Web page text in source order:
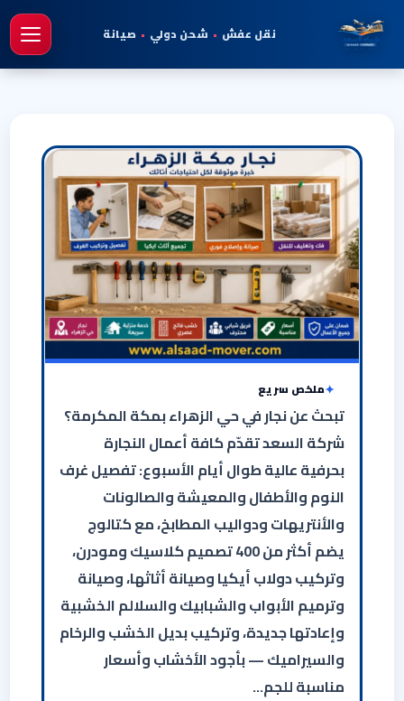
نقل عفش • شحن دولي • صيانة
ملخص سريع
تبحث عن نجار في حي الزهراء بمكة المكرمة؟
شركة السعد تقدّم كافة أعمال النجارة
بحرفية عالية طوال أيام الأسبوع: تفصيل غرف
النوم والأطفال والمعيشة والصالونات
والأنتريهات ودواليب المطابخ، مع كتالوج
يضم أكثر من 400 تصميم كلاسيك ومودرن،
وتركيب دولاب أيكيا وصيانة أثاثها، وصيانة
وترميم الأبواب والشبابيك والسلالم الخشبية
وإعادتها جديدة، وتركيب بديل الخشب والرخام
والسيراميك — بأجود الأخشاب وأسعار
مناسبة للجم…